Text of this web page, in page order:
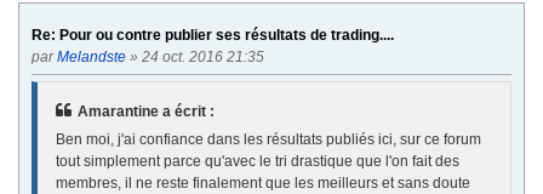
Re: Pour ou contre publier ses résultats de trading....
parMelandste » 24 oct. 2016 21:35
Amarantine a écrit :
Ben moi, j'ai confiance dans les résultats publiés ici, sur ce forum
tout simplement parce qu'avec le tri drastique que l'on fait des
membres, il ne reste finalement que les meilleurs et sans doute